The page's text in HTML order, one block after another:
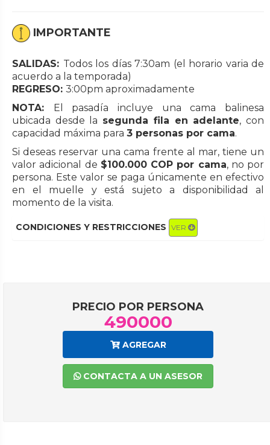
IMPORTANTE
SALIDAS: Todos los días 7:30am (el horario varia de
acuerdo a la temporada)
REGRESO: 3:00pm aproximadamente
NOTA:
El pasadía incluye una cama balinesa
ubicada desde la segunda fila en adelante, con
capacidad máxima para 3 personas por cama.
Si deseas reservar una cama frente al mar, tiene un
valor adicional de $100.000 COP por cama, no por
persona. Este valor se paga únicamente en efectivo
en el muelle y está sujeto a disponibilidad al
momento de la visita.
CONDICIONES Y RESTRICCIONES VER
PRECIO POR PERSONA
490000
AGREGAR
CONTACTA A UN ASESOR